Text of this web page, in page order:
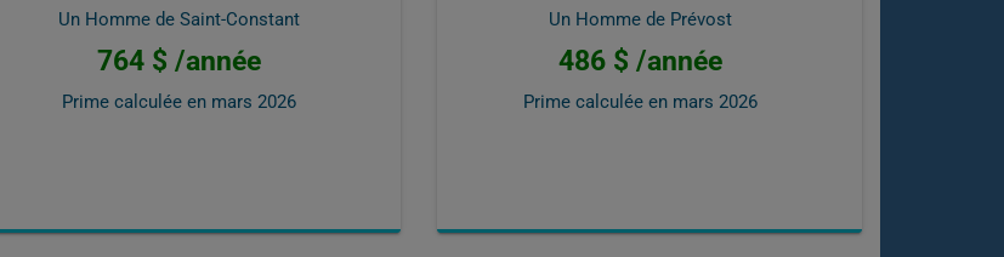
Un Homme de Saint-Constant
764 $ /année
Prime calculée en mars 2026
Un Homme de Prévost
486 $ /année
Prime calculée en mars 2026